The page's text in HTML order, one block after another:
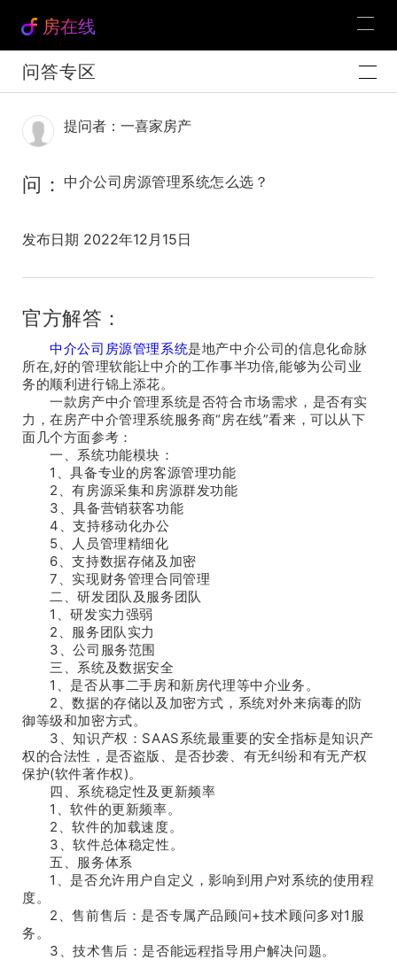
房在线
问答专区
提问者：一喜家房产
问： 中介公司房源管理系统怎么选？
发布日期 2022年12月15日
官方解答：
中介公司房源管理系统是地产中介公司的信息化命脉
所在,好的管理软能让中介的工作事半功倍,能够为公司业
务的顺利进行锦上添花。
一款房产中介管理系统是否符合市场需求，是否有实
力，在房产中介管理系统服务商“房在线”看来，可以从下
面几个方面参考：
一、系统功能模块：
1、具备专业的房客源管理功能
2、有房源采集和房源群发功能
3、具备营销获客功能
4、支持移动化办公
5、人员管理精细化
6、支持数据存储及加密
7、实现财务管理合同管理
二、研发团队及服务团队
1、研发实力强弱
2、服务团队实力
3、公司服务范围
三、系统及数据安全
1、是否从事二手房和新房代理等中介业务。
2、数据的存储以及加密方式，系统对外来病毒的防
御等级和加密方式。
3、知识产权：SAAS系统最重要的安全指标是知识产
权的合法性，是否盗版、是否抄袭、有无纠纷和有无产权
保护(软件著作权)。
四、系统稳定性及更新频率
1、软件的更新频率。
2、软件的加载速度。
3、软件总体稳定性。
五、服务体系
1、是否允许用户自定义，影响到用户对系统的使用程
度。
2、售前售后：是否专属产品顾问+技术顾问多对1服
务。
3、技术售后：是否能远程指导用户解决问题。